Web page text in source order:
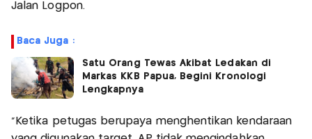
Jalan Logpon.
Baca Juga :
Satu Orang Tewas Akibat Ledakan di
Markas KKB Papua, Begini Kronologi
Lengkapnya
“Ketika petugas berupaya menghentikan kendaraan